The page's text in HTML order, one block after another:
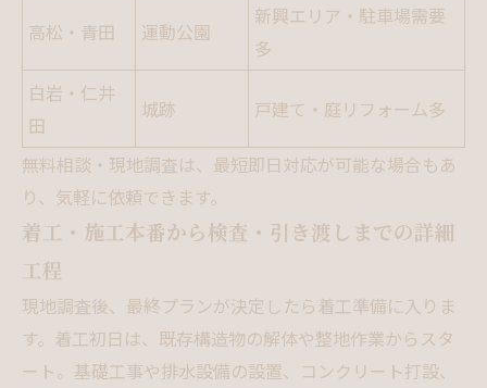
高松・青田 運動公園
新興エリア・駐車場需要
多
白岩・仁井
田
城跡 戸建て・庭リフォーム多
無料相談・現地調査は、最短即日対応が可能な場合もあ
り、気軽に依頼できます。
着工・施工本番から検査・引き渡しまでの詳細
工程
現地調査後、最終プランが決定したら着工準備に入りま
す。着工初日は、既存構造物の解体や整地作業からスタ
ート。基礎工事や排水設備の設置、コンクリート打設、